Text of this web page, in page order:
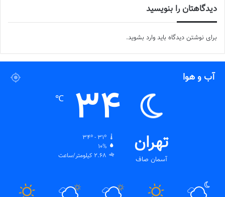
دیدگاهتان را بنویسید
برای نوشتن دیدگاه باید وارد بشوید.
آب و هوا
تهران
آسمان صاف
34
℃
34º - 31º
10%
2.68 کیلومتر/ساعت